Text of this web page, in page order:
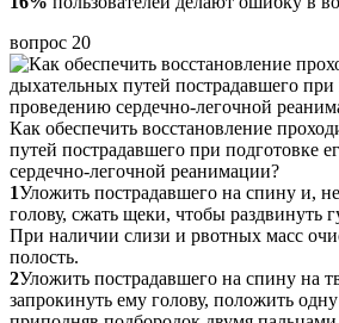
вопрос 20
Как обеспечить восстановление
путей пострадавшего при подготовке
сердечно-легочной реанимации?
1Уложить пострадавшего на спину и,
голову, сжать щеки, чтобы раздвинуть
При наличии слизи и рвотных масс
полость.
2Уложить пострадавшего на спину на
запрокинуть ему голову, положить